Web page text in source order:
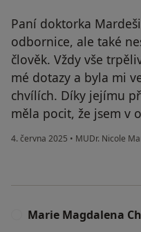
Paní doktorka
odbornice, ale také
člověk. Vždy vše
mé dotazy a byla mi
chvílích. Díky jejímu
měla pocit, že jsem v
4. června 2025 • MUDr. Nicole
Marie Magdalena